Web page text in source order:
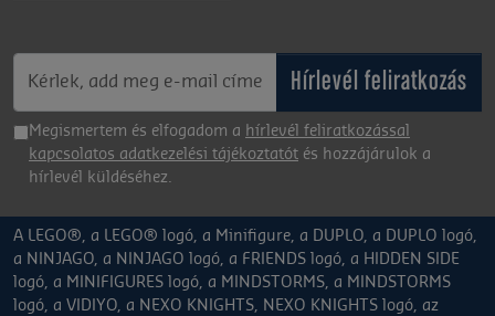
Hírlevél feliratkozás
Megismertem és elfogadom a hírlevél feliratkozással
kapcsolatos adatkezelési tájékoztatót és hozzájárulok a
hírlevél küldéséhez.
A LEGO®, a LEGO® logó, a Minifigure, a DUPLO, a DUPLO logó,
a NINJAGO, a NINJAGO logó, a FRIENDS logó, a HIDDEN SIDE
logó, a MINIFIGURES logó, a MINDSTORMS, a MINDSTORMS
logó, a VIDIYO, a NEXO KNIGHTS, NEXO KNIGHTS logó, az